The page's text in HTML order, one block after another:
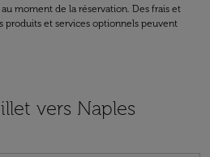
moment de la réservation. Des frais et
produits et services optionnels peuvent
vers Naples